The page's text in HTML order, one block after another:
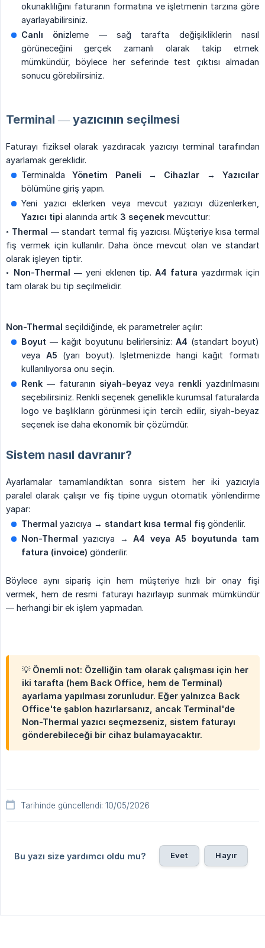
okunaklılığını faturanın formatına ve işletmenin tarzına göre
ayarlayabilirsiniz.
Canlı önizleme — sağ tarafta değişikliklerin nasıl
görüneceğini gerçek zamanlı olarak takip etmek
mümkündür, böylece her seferinde test çıktısı almadan
sonucu görebilirsiniz.
Terminal — yazıcının seçilmesi
Faturayı fiziksel olarak yazdıracak yazıcıyı terminal tarafından
ayarlamak gereklidir.
TerminaldaYönetim Paneli → Cihazlar → Yazıcılar
bölümüne giriş yapın.
Yeni yazıcı eklerken veya mevcut yazıcıyı düzenlerken,
Yazıcı tipi alanında artık 3 seçenek mevcuttur:
◦ Thermal — standart termal fiş yazıcısı. Müşteriye kısa termal
fiş vermek için kullanılır. Daha önce mevcut olan ve standart
olarak işleyen tiptir.
◦ Non-Thermal — yeni eklenen tip. A4 fatura yazdırmak için
tam olarak bu tip seçilmelidir.
Non-Thermal seçildiğinde, ek parametreler açılır:
Boyut — kağıt boyutunu belirlersiniz: A4 (standart boyut)
veya A5 (yarı boyut). İşletmenizde hangi kağıt formatı
kullanılıyorsa onu seçin.
Renk — faturanın siyah-beyaz veya renkli yazdırılmasını
seçebilirsiniz. Renkli seçenek genellikle kurumsal faturalarda
logo ve başlıkların görünmesi için tercih edilir, siyah-beyaz
seçenek ise daha ekonomik bir çözümdür.
Sistem nasıl davranır?
Ayarlamalar tamamlandıktan sonra sistem her iki yazıcıyla
paralel olarak çalışır ve fiş tipine uygun otomatik yönlendirme
yapar:
Thermal yazıcıya → standart kısa termal fiş gönderilir.
Non-Thermal yazıcıya →A4 veya A5 boyutunda tam
fatura (invoice) gönderilir.
Böylece aynı sipariş için hem müşteriye hızlı bir onay fişi
vermek, hem de resmi faturayı hazırlayıp sunmak mümkündür
— herhangi bir ek işlem yapmadan.
💡 Önemli not: Özelliğin tam olarak çalışması için her
iki tarafta (hem Back Office, hem de Terminal)
ayarlama yapılması zorunludur. Eğer yalnızca Back
Office'te şablon hazırlarsanız, ancak Terminal'de
Non-Thermal yazıcı seçmezseniz, sistem faturayı
gönderebileceği bir cihaz bulamayacaktır.
Tarihinde güncellendi: 10/05/2026
Bu yazı size yardımcı oldu mu? Evet Hayır